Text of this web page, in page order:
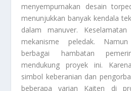
menyempurnakan desain
menunjukkan banyak kendala
dalam manuver.
mekanisme peledak.
berbagai hambatan
mendukung proyek ini.
simbol keberanian dan
beberapa varian Kaiten di